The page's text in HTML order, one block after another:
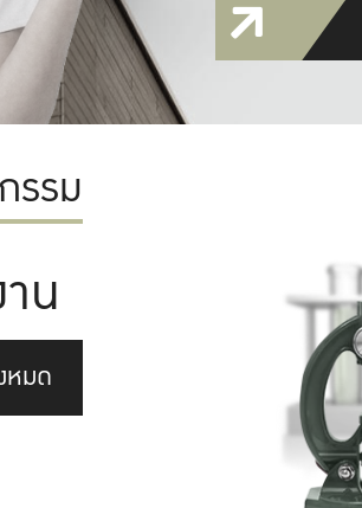
รรม
น
หมด